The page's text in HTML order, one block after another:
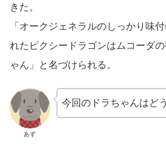
きた。
「オークジェネラルのしっかり味
れたピクシードラゴンはムコーダ
ゃん」と名づけられる。
あず
今回のドラちゃんはど